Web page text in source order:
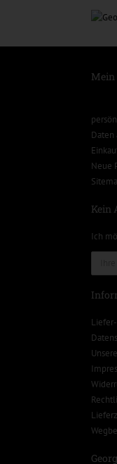
Mein
Daten
Neue
Kein
Ich